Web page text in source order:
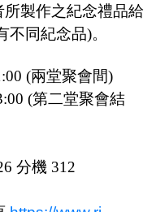
製作之紀念禮品給
同紀念品)。
(兩堂聚會間)
堂聚會結
分機 312